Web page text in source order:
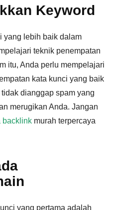
Keyword
yang lebih baik dalam
teknik penempatan
itu, Anda perlu mempelajari
kata kunci yang baik
dianggap spam yang
merugikan Anda. Jangan
backlink murah terpercaya
yang pertama adalah